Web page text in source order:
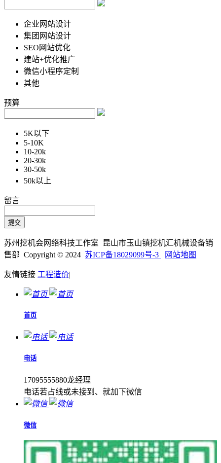
企业网站设计
集团网站设计
SEO网站优化
建站+优化推广
微信小程序定制
其他
预算
5K以下
5-10K
10-20k
20-30k
30-50k
50k以上
留言
苏州挖机会网络科技工作室 昆山市玉山镇挖机汇机械设备销
售部 Copyright © 2024 苏ICP备18029099号-3 网站地图
友情链接 工程造价|
首页
电话
17095555880龙经理
电话若占线或未接到、就加下微信
微信